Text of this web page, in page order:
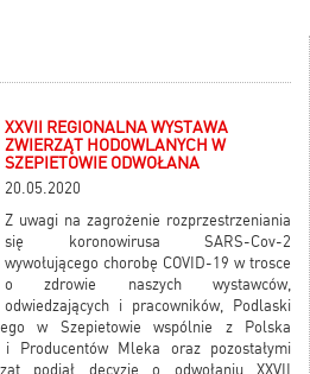
XXVII REGIONALNA WYSTAWA
ZWIERZĄT HODOWLANYCH W
SZEPIETOWIE ODWOŁANA
20.05.2020
Z uwagi na zagrożenie rozprzestrzeniania
się koronowirusa SARS-Cov-2
wywołującego chorobę COVID-19 w trosce
o zdrowie naszych wystawców,
odwiedzających i pracowników, Podlaski
w Szepietowie wspólnie z Polska
i Producentów Mleka oraz pozostałymi
podjął decyzje o odwołaniu XXVII